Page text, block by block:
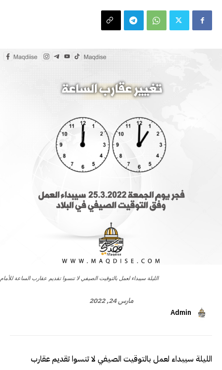
الليلة سيبداء لعمل بالتوقيت الصيفي لا تنسوا تقديم عقارب الساعة للأمام
مارس 24, 2022
Admin
الليلة سيبداء لعمل بالتوقيت الصيفي لا تنسوا تقديم عقارب